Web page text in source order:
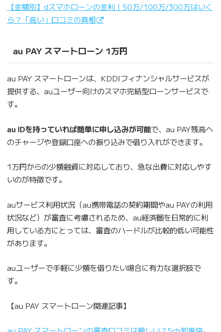
【金額別】dスマホローンの金利｜50万/100万/300万はいく
ら？「高い」口コミの真相
au PAY スマートローン 1万円
au PAY スマートローンは、KDDIフィナンシャルサービスが
提供する、auユーザー向けのスマホ完結型ローンサービスで
す。
au IDを持っていれば簡単に申し込みが可能で、au PAY残高へ
のチャージや登録口座への振り込みで借り入れができます。
1万円からの少額融資に対応しており、急な出費に対応しやす
いのが特徴です。
auサービス利用状況（au携帯電話の契約期間やau PAYの利用
状況など）が審査に考慮されるため、au経済圏を日常的に利
用している方にとっては、審査のハードルが比較的低い可能性
があります。
auユーザーで手軽に少額を借りたい場合に有力な選択肢で
す。
【au PAY スマートローン関連記事】